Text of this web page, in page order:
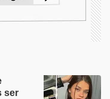
ser